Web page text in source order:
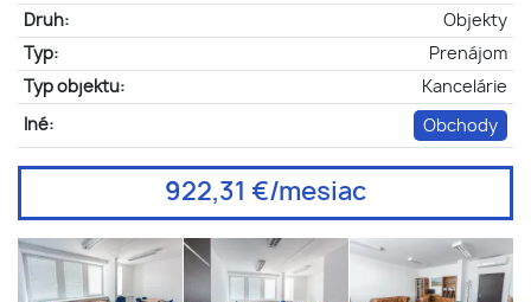
Druh:
Objekty
Typ:
Prenájom
Typ objektu:
Kancelárie
Iné: Obchody
922,31 €/mesiac